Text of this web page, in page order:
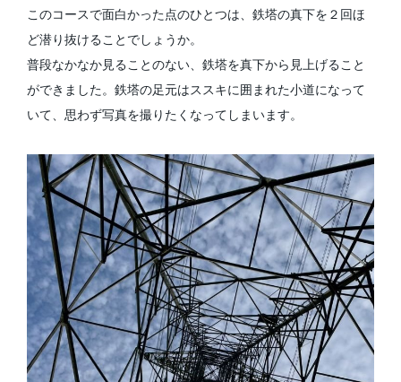
このコースで面白かった点のひとつは、鉄塔の真下を２回ほ
ど潜り抜けることでしょうか。
普段なかなか見ることのない、鉄塔を真下から見上げること
ができました。鉄塔の足元はススキに囲まれた小道になって
いて、思わず写真を撮りたくなってしまいます。